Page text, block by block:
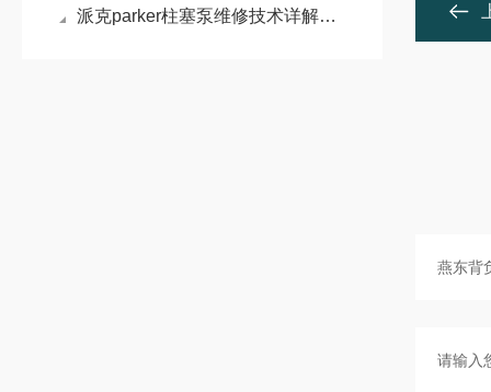
派克parker柱塞泵维修技术详解：常见故障诊断与维护策略